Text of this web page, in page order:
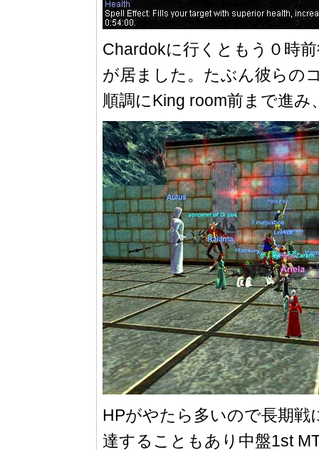
Chardokに行くともう０時
が居ました。たぶん彼らの
順調にKing room前まで進み
HPがやたら多いので長期
達することもあり中盤1st